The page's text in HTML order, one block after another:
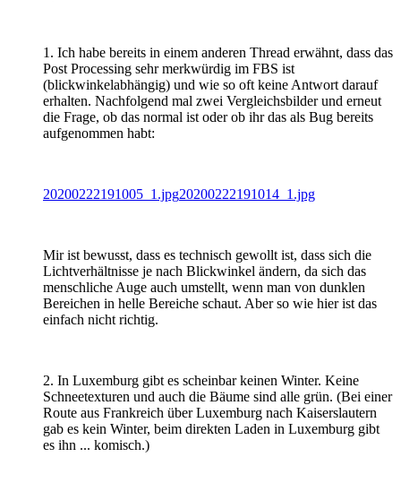
1. Ich habe bereits in einem anderen Thread erwähnt, dass das
Post Processing sehr merkwürdig im FBS ist
(blickwinkelabhängig) und wie so oft keine Antwort darauf
erhalten. Nachfolgend mal zwei Vergleichsbilder und erneut
die Frage, ob das normal ist oder ob ihr das als Bug bereits
aufgenommen habt:
20200222191005_1.jpg20200222191014_1.jpg
Mir ist bewusst, dass es technisch gewollt ist, dass sich die
Lichtverhältnisse je nach Blickwinkel ändern, da sich das
menschliche Auge auch umstellt, wenn man von dunklen
Bereichen in helle Bereiche schaut. Aber so wie hier ist das
einfach nicht richtig.
2. In Luxemburg gibt es scheinbar keinen Winter. Keine
Schneetexturen und auch die Bäume sind alle grün. (Bei einer
Route aus Frankreich über Luxemburg nach Kaiserslautern
gab es kein Winter, beim direkten Laden in Luxemburg gibt
es ihn ... komisch.)